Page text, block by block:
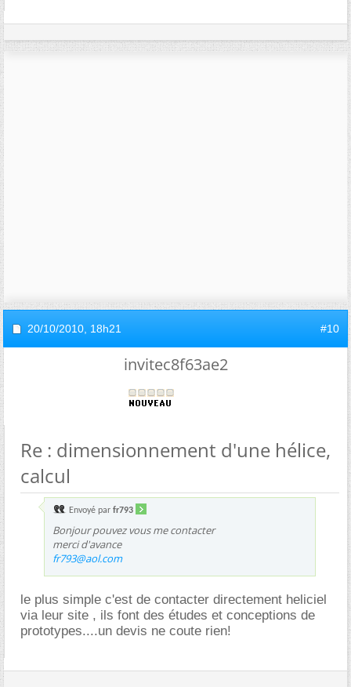
20/10/2010, 18h21 #10
invitec8f63ae2
Re : dimensionnement d'une hélice,
calcul
Envoyé par fr793
Bonjour pouvez vous me contacter
merci d'avance
fr793@aol.com
le plus simple c'est de contacter directement heliciel
via leur site , ils font des études et conceptions de
prototypes....un devis ne coute rien!